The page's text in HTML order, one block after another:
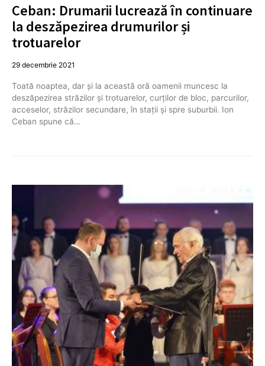
Ceban: Drumarii lucrează în continuare
la deszăpezirea drumurilor și
trotuarelor
29 decembrie 2021
Toată noaptea, dar și la această oră oamenii muncesc la
deszăpezirea străzilor și trotuarelor, curților de bloc, parcurilor,
acceselor, străzilor secundare, în stații și spre suburbii. Ion
Ceban spune că…